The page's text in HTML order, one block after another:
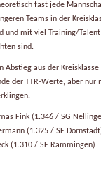
fast jede
Teams in der
und mit viel Training/
sind.
Abstieg aus der
der TTR-Werte, aber
Fink (1.346 / SG
(1.325 / SF
(1.310 / SF Rammingen)